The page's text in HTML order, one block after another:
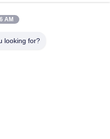
Kit Piston Sepeda
Motor
Suku Cadang Mesin
AM
looking for?